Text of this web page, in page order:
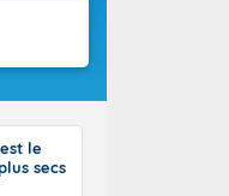
le
secs